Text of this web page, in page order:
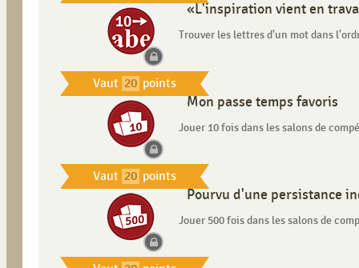
Vaut 20 points
«L'inspiration vient en
Trouver les lettres d'un mot dans
Vaut 20 points
Mon passe temps favoris
Jouer 10 fois dans les salons de
Pourvu d'une persistance
Jouer 500 fois dans les salons de